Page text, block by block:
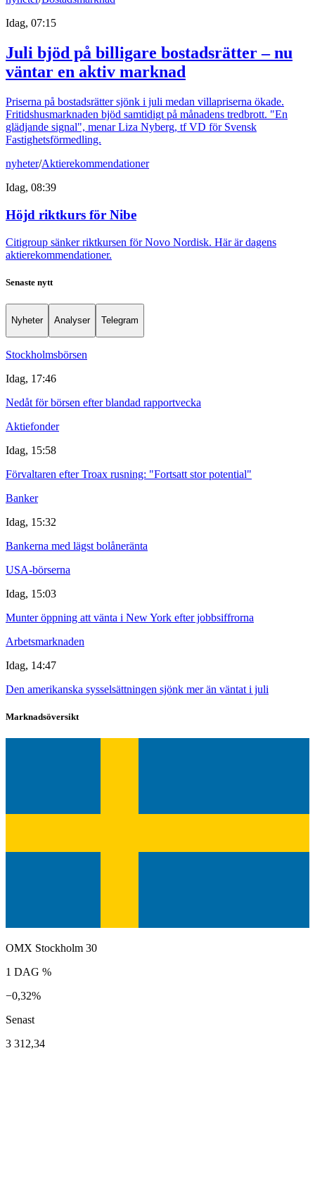
Idag, 07:15
Juli bjöd på billigare bostadsrätter – nu
väntar en aktiv marknad
Priserna på bostadsrätter sjönk i juli medan villapriserna ökade.
Fritidshusmarknaden bjöd samtidigt på månadens tredbrott. "En
glädjande signal", menar Liza Nyberg, tf VD för Svensk
Fastighetsförmedling.
nyheter/Aktierekommendationer
Idag, 08:39
Höjd riktkurs för Nibe
Citigroup sänker riktkursen för Novo Nordisk. Här är dagens
aktierekommendationer.
Senaste nytt
Nyheter Analyser Telegram
Stockholmsbörsen
Idag, 17:46
Nedåt för börsen efter blandad rapportvecka
Aktiefonder
Idag, 15:58
Förvaltaren efter Troax rusning: "Fortsatt stor potential"
Banker
Idag, 15:32
Bankerna med lägst bolåneränta
USA-börserna
Idag, 15:03
Munter öppning att vänta i New York efter jobbsiffrorna
Arbetsmarknaden
Idag, 14:47
Den amerikanska sysselsättningen sjönk mer än väntat i juli
Marknadsöversikt
OMX Stockholm 30
1 DAG %
−0,32%
Senast
3 312,34